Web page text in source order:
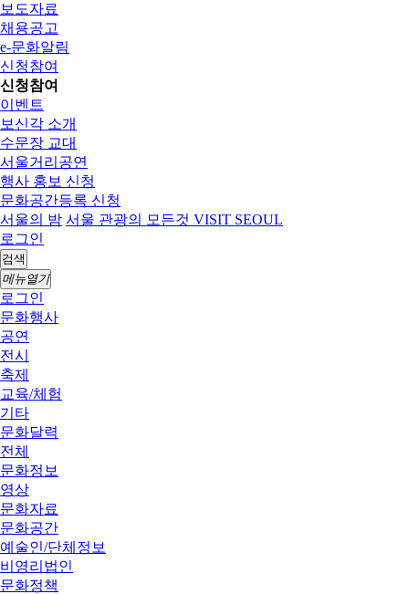
보도자료
채용공고
e-문화알림
신청참여
신청참여
이벤트
보신각 소개
수문장 교대
서울거리공연
행사 홍보 신청
문화공간등록 신청
서울의 밤 서울 관광의 모든것 VISIT SEOUL
로그인
검색
메뉴열기
로그인
문화행사
공연
전시
축제
교육/체험
기타
문화달력
전체
문화정보
영상
문화자료
문화공간
예술인/단체정보
비영리법인
문화정책